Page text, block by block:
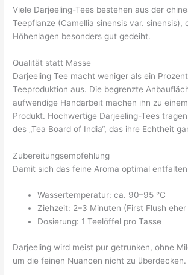
Viele Darjeeling-Tees bestehen aus der
Teepflanze (Camellia sinensis var. sinensis),
Höhenlagen besonders gut gedeiht.
Qualität statt Masse
Darjeeling Tee macht weniger als ein
Teeproduktion aus. Die begrenzte
aufwendige Handarbeit machen ihn zu
Produkt. Hochwertige Darjeeling-Tees
des „Tea Board of India“, das ihre Echtheit
Zubereitungsempfehlung
Damit sich das feine Aroma optimal
Wassertemperatur: ca. 90–95 °C
Ziehzeit: 2–3 Minuten (First Flush eher
Dosierung: 1 Teelöffel pro Tasse
Darjeeling wird meist pur getrunken, ohne
um die feinen Nuancen nicht zu überdecken.